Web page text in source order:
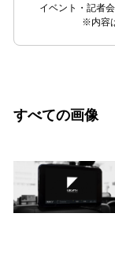
イベント・記者
※内容
すべての画像